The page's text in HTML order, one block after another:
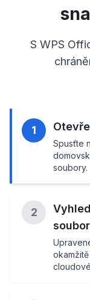
S WPS
1
Spusťte
soubory.
2